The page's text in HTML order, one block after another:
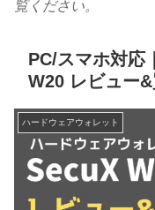
覧ください。
PC/スマホ対応
W20 レビュー
ハードウェアウォレット